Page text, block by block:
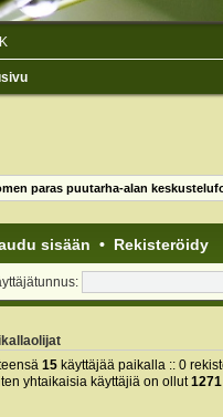
paras puutarha-alan
sisään • Rekisteröidy
15käyttäjää paikalla :: 0
yhtaikaisia käyttäjiä on ollut1271